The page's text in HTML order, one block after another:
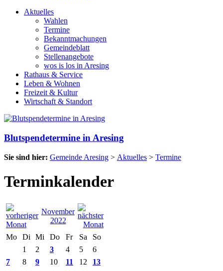
Aktuelles
Wahlen
Termine
Bekanntmachungen
Gemeindeblatt
Stellenangebote
wos is los in Aresing
Rathaus & Service
Leben & Wohnen
Freizeit & Kultur
Wirtschaft & Standort
Blutspendetermine in Aresing
Sie sind hier: Gemeinde Aresing > Aktuelles > Termine
Terminkalender
November
2022
Mo
Di Mi Do Fr Sa
So
1
2 3 4 5
6
7
8 9 10 11 12
13